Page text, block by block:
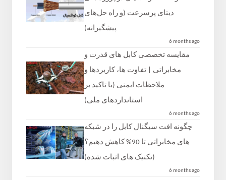
دیتای پرسرعت (و راه‌ حل‌های
پیشگیرانه)
6 months ago
مقایسه تخصصی کابل‌ های قدرت و
مخابراتی | تفاوت‌ ها، کاربردها و
ملاحظات ایمنی (با تاکید بر
استانداردهای ملی)
6 months ago
چگونه افت سیگنال کابل را در شبکه
‌های مخابراتی تا 90% کاهش دهیم؟
(تکنیک‌ های اثبات شده)
6 months ago